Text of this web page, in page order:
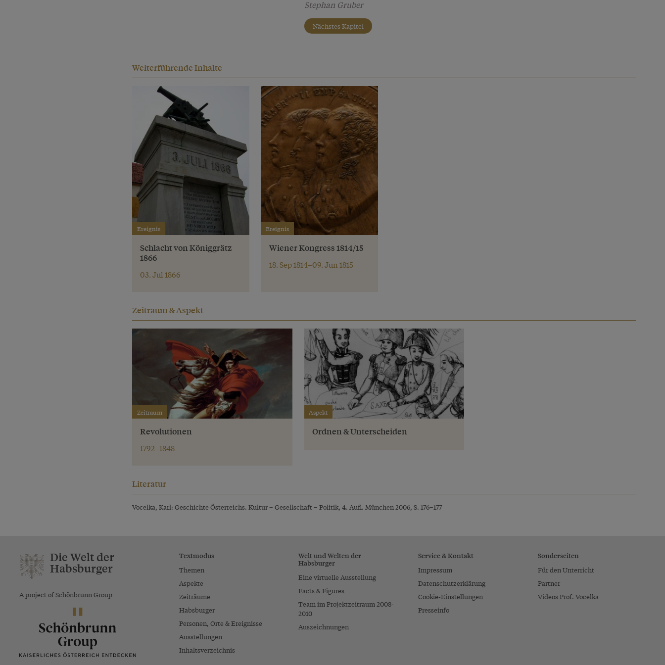
Stephan Gruber
Nächstes Kapitel
Weiterführende Inhalte
Ereignis
Schlacht von Königgrätz
1866
03. Jul 1866
Ereignis
Wiener Kongress 1814/15
18. Sep 1814–09. Jun 1815
Zeitraum & Aspekt
Zeitraum
Revolutionen
1792–1848
Aspekt
Ordnen & Unterscheiden
Literatur
Vocelka, Karl: Geschichte Österreichs. Kultur – Gesellschaft – Politik, 4. Aufl. München 2006, S. 176–177
Die Welt der
Habsburger
A project of Schönbrunn Group
Textmodus
Themen
Aspekte
Zeiträume
Habsburger
Personen, Orte & Ereignisse
Ausstellungen
Inhaltsverzeichnis
Welt und Welten der
Habsburger
Eine virtuelle Ausstellung
Facts & Figures
Team im Projektzeitraum 2008-
2010
Auszeichnungen
Service & Kontakt
Impressum
Datenschutzerklärung
Cookie-Einstellungen
Presseinfo
Sonderseiten
Für den Unterricht
Partner
Videos Prof. Vocelka